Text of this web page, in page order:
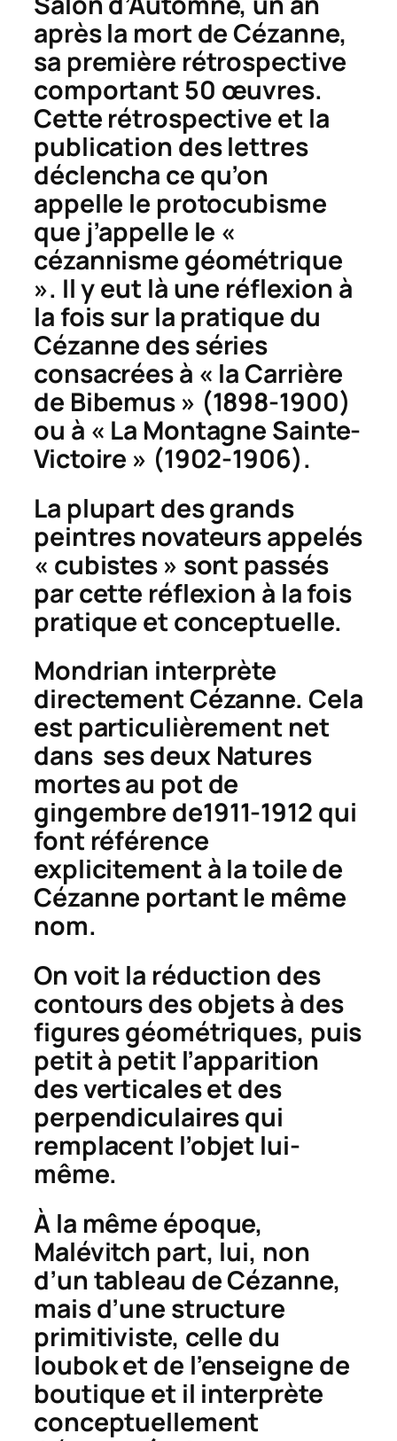
après la mort de Cézanne,
sa première rétrospective
comportant 50 œuvres.
Cette rétrospective et la
publication des lettres
déclencha ce qu’on
appelle le protocubisme
que j’appelle le «
cézannisme géométrique
». Il y eut là une réflexion à
la fois sur la pratique du
Cézanne des séries
consacrées à « la Carrière
de Bibemus » (1898-1900)
ou à « La Montagne Sainte-
Victoire » (1902-1906).
La plupart des grands
peintres novateurs appelés
« cubistes » sont passés
par cette réflexion à la fois
pratique et conceptuelle.
Mondrian interprète
directement Cézanne. Cela
est particulièrement net
dans ses deux Natures
mortes au pot de
gingembre de1911-1912 qui
font référence
explicitement à la toile de
Cézanne portant le même
nom.
On voit la réduction des
contours des objets à des
figures géométriques, puis
petit à petit l’apparition
des verticales et des
perpendiculaires qui
remplacent l’objet lui-
même.
À la même époque,
Malévitch part, lui, non
d’un tableau de Cézanne,
mais d’une structure
primitiviste, celle du
louboket de l’enseigne de
boutique et il interprète
conceptuellement